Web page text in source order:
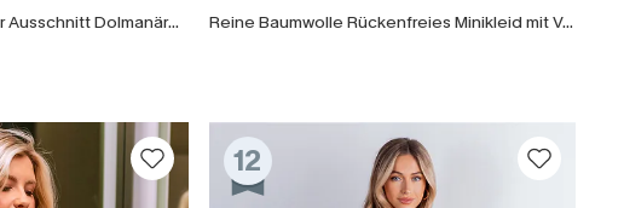
Rosa Tropisches Tiefer Ausschnitt Dolmanärmel Maxikleid
Reine Baumwolle Rückenfreies Minikleid mit V-Ausschnitt
12